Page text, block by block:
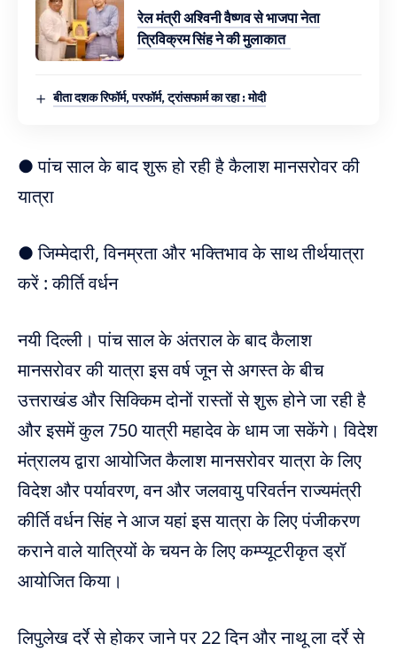
रेल मंत्री अश्विनी वैष्णव से भाजपा नेता
त्रिविक्रम सिंह ने की मुलाकात
बीता दशक रिफॉर्म, परफॉर्म, ट्रांसफार्म का रहा : मोदी
● पांच साल के बाद शुरू हो रही है कैलाश मानसरोवर की
यात्रा
● जिम्मेदारी, विनम्रता और भक्तिभाव के साथ तीर्थयात्रा
करें : कीर्ति वर्धन
नयी दिल्ली। पांच साल के अंतराल के बाद कैलाश
मानसरोवर की यात्रा इस वर्ष जून से अगस्त के बीच
उत्तराखंड और सिक्किम दोनों रास्तों से शुरू होने जा रही है
और इसमें कुल 750 यात्री महादेव के धाम जा सकेंगे। विदेश
मंत्रालय द्वारा आयोजित कैलाश मानसरोवर यात्रा के लिए
विदेश और पर्यावरण, वन और जलवायु परिवर्तन राज्यमंत्री
कीर्ति वर्धन सिंह ने आज यहां इस यात्रा के लिए पंजीकरण
कराने वाले यात्रियों के चयन के लिए कम्प्यूटरीकृत ड्रॉ
आयोजित किया।
लिपुलेख दर्रे से होकर जाने पर 22 दिन और नाथू ला दर्रे से